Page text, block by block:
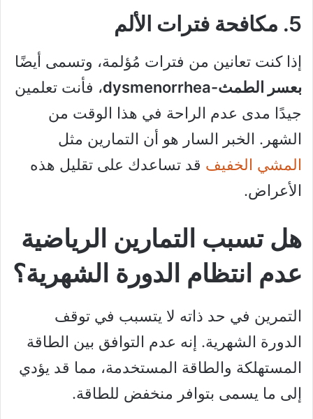
5. مكافحة فترات الألم
إذا كنت تعانين من فترات مُؤلمة، وتسمى أيضًا
بعسر الطمث-dysmenorrhea
، فأنت تعلمين
جيدًا مدى عدم الراحة في هذا الوقت من
الشهر. الخبر السار هو أن التمارين مثل
المشي الخفيف قد تساعدك على تقليل هذه
الأعراض.
هل تسبب التمارين الرياضية
عدم انتظام الدورة الشهرية؟
التمرين في حد ذاته لا يتسبب في توقف
الدورة الشهرية. إنه عدم التوافق بين الطاقة
المستهلكة والطاقة المستخدمة، مما قد يؤدي
إلى ما يسمى بتوافر منخفض للطاقة.